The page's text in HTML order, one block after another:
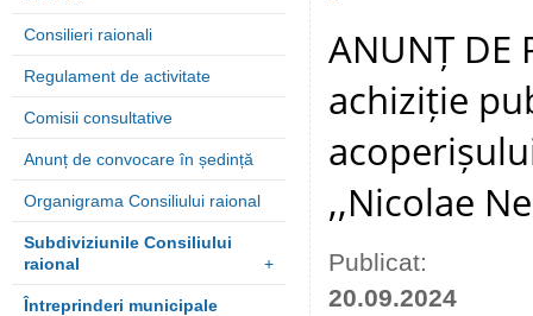
Consilieri raionali
Regulament de activitate
Comisii consultative
Anunț de convocare în ședință
Organigrama Consiliului raional
Subdiviziunile Consiliului
raional
+
Întreprinderi municipale
ANUNȚ DE
achiziție
,,Nicolae
Publicat:
20.09.2024